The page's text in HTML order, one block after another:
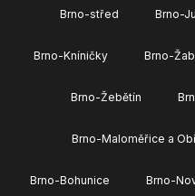
Brno-střed Brno-
Brno-Kníničky Brno-
Brno-Žebětín
Brno-Maloměřice a
Brno-Bohunice Brno-